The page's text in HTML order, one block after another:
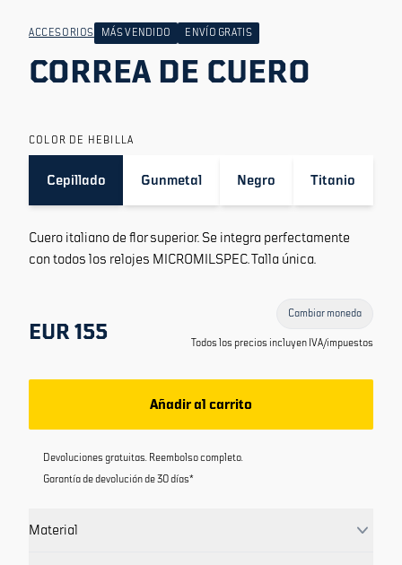
ACCESORIOS MÁS VENDIDO ENVÍO GRATIS
CORREA DE CUERO
COLOR DE HEBILLA
Cepillado Gunmetal Negro Titanio
Cuero italiano de flor superior. Se integra perfectamente
con todos los relojes MICROMILSPEC. Talla única.
EUR 155
Cambiar moneda
Todos los precios incluyen IVA/impuestos
Añadir al carrito
Devoluciones gratuitas. Reembolso completo.
Garantía de devolución de 30 días*
Material